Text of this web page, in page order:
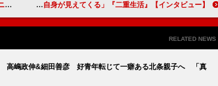
る 【インタビュー】『二重生活』門脇麦 「他人を見ているつもりでも、結局そこに自分自身が見えてくる」
RELATED NEWS
嶋政伸&細田善彦 好青年転じて一癖ある北条親子へ 「真